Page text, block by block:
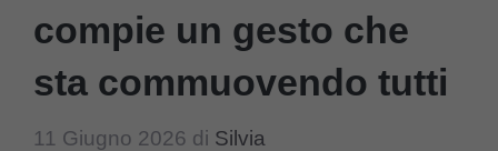
compie un gesto che
sta commuovendo tutti
11 Giugno 2026 di Silvia